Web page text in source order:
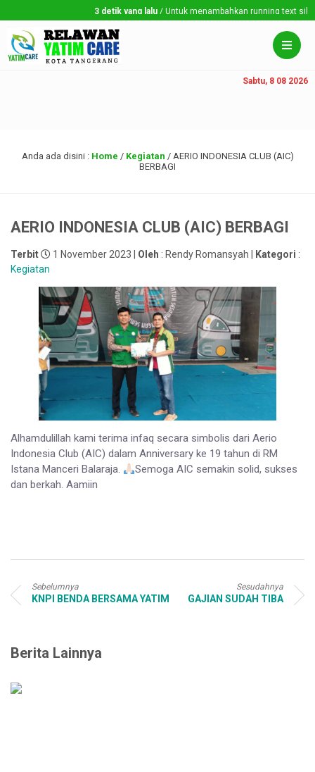
3 detik yang lalu / Untuk menambahkan running text
Sabtu, 8 08 2026
Anda ada disini : Home / Kegiatan / AERIO INDONESIA CLUB (AIC)
BERBAGI
AERIO INDONESIA CLUB (AIC) BERBAGI
Terbit 1 November 2023 | Oleh : Rendy Romansyah | Kategori :
Kegiatan
Alhamdulillah kami terima infaq secara simbolis dari Aerio
Indonesia Club (AIC) dalam Anniversary ke 19 tahun di RM
Istana Manceri Balaraja.
Semoga AIC semakin solid, sukses
dan berkah. Aamiin
Sebelumnya
KNPI BENDA BERSAMA YATIM
Sesudahnya
GAJIAN SUDAH TIBA
Berita Lainnya